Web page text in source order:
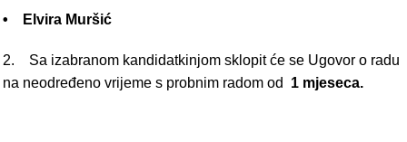
• Elvira Muršić
2. Sa izabranom kandidatkinjom sklopit će se Ugovor o radu
na neodređeno vrijeme s probnim radom od
1 mjeseca.